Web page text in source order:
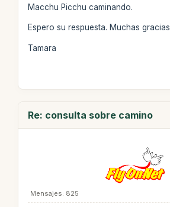
Macchu Picchu caminando.
Espero su respuesta. Muchas gracias
Tamara
Re: consulta sobre camino
Mensajes: 825